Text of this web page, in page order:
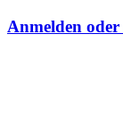
Anmelden